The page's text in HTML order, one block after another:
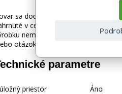
sa dodáva bez príslušenstva a
v cene. Tovar sa zvyčajne
nemusí zodpovedať
otázok kontaktujte naše
parametre
úložný priestor Áno